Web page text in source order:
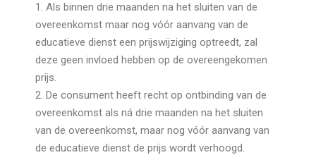
1. Als binnen drie maanden na het sluiten van de
overeenkomst maar nog vóór aanvang van de
educatieve dienst een prijswijziging optreedt, zal
deze geen invloed hebben op de overeengekomen
prijs.
2. De consument heeft recht op ontbinding van de
overeenkomst als ná drie maanden na het sluiten
van de overeenkomst, maar nog vóór aanvang van
de educatieve dienst de prijs wordt verhoogd.